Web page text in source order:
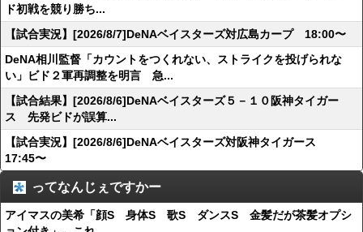
ド初戦を競り勝ち...
【試合実況】[2026/8/7]DeNAベイスターズ対広島カープ 18:00〜
DeNA相川監督「カウントをつくれない、ストライクを投げられな
い」ビド２軍再調整を明言 急...
【試合結果】[2026/8/6]DeNAベイスターズ５－１０阪神タイガー
ス 先発ビドが誤算...
【試合実況】[2026/8/6]DeNAベイスターズ対阪神タイガース
17:45〜
ってなんじぇですかー
アイマスの美希「顔S 身体S 歌S ダンスS 金髪だが茶髪オプシ